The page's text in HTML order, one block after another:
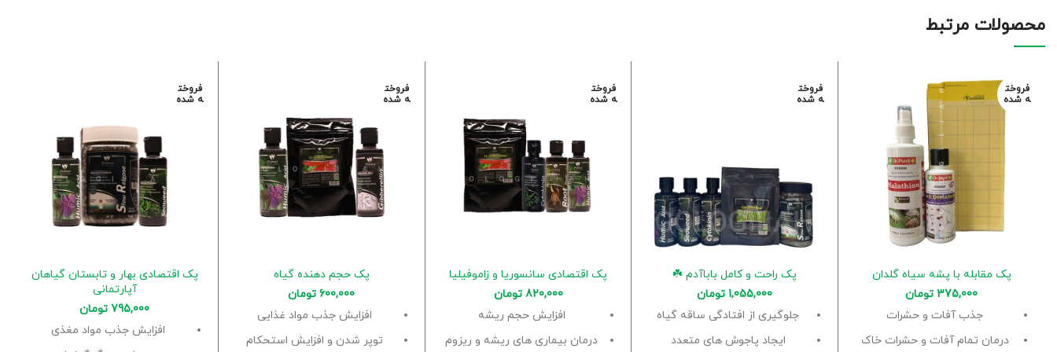
محصولات مرتبط
فروخت
ه شده
پک مقابله با پشه سیاه گلدان
375,000 تومان
جذب آفات و حشرات
درمان تمام آفات و حشرات خاک
فروخت
ه شده
پک راحت و کامل باباآدم ☘️
1,055,000 تومان
جلوگیری از افتادگی ساقه گیاه
ایجاد پاجوش های متعدد
فروخت
ه شده
پک اقتصادی سانسوریا و زاموفیلیا
820,000 تومان
افزایش حجم ریشه
درمان بیماری های ریشه و ریزوم
فروخت
ه شده
پک حجم دهنده گیاه
600,000 تومان
افزایش جذب مواد غذایی
توپر شدن و افزایش استحکام
فروخت
ه شده
پک اقتصادی بهار و تابستان گیاهان
آپارتمانی
795,000 تومان
افزایش جذب مواد مغذی